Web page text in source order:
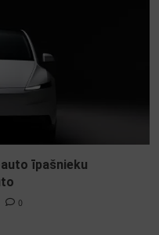
īpašnieku
0